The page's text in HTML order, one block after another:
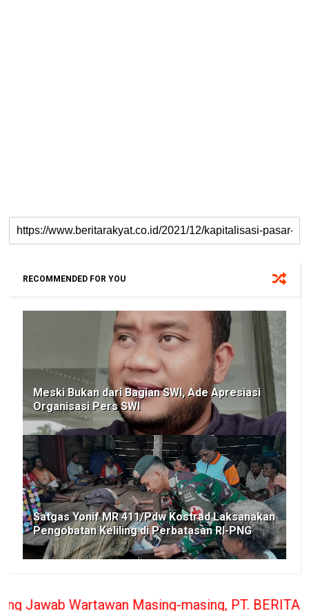
RECOMMENDED FOR YOU
Meski Bukan dari Bagian SWI, Ade Apresiasi
Organisasi Pers SWI
Satgas Yonif MR 411/Pdw Kostrad Laksanakan
Pengobatan Keliling di Perbatasan RI-PNG
Masing-masing, PT. BERITA RAKYAT